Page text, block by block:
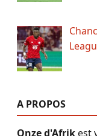
A PROPOS
Onze d'Afrikest